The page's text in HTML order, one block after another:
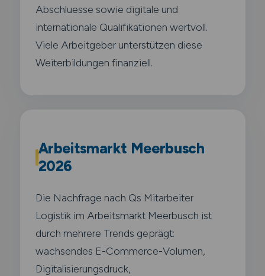
Abschluesse sowie digitale und
internationale Qualifikationen wertvoll.
Viele Arbeitgeber unterstützen diese
Weiterbildungen finanziell.
Arbeitsmarkt Meerbusch
2026
Die Nachfrage nach Qs Mitarbeiter
Logistik im Arbeitsmarkt Meerbusch ist
durch mehrere Trends geprägt:
wachsendes E-Commerce-Volumen,
Digitalisierungsdruck,